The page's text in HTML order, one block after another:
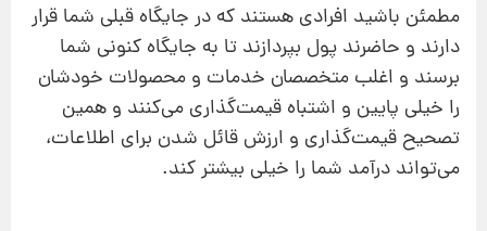
مطمئن باشید افرادی هستند كه در جایگاه قبلی شما قرار
دارند و حاضرند پول بپردازند تا به جایگاه كنونی شما
برسند و اغلب متخصصان خدمات و محصولات خودشان
را خیلی پایین و اشتباه قیمت‌گذاری می‌كنند و همین
تصحیح قیمت‌گذاری و ارزش قائل‌ شدن برای اطلاعات،
می‌تواند درآمد شما را خیلی بیشتر کند.